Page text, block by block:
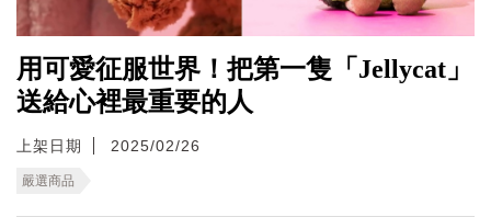
用可愛征服世界！把第一隻「Jellycat」
送給心裡最重要的人
上架日期 2025/02/26
嚴選商品